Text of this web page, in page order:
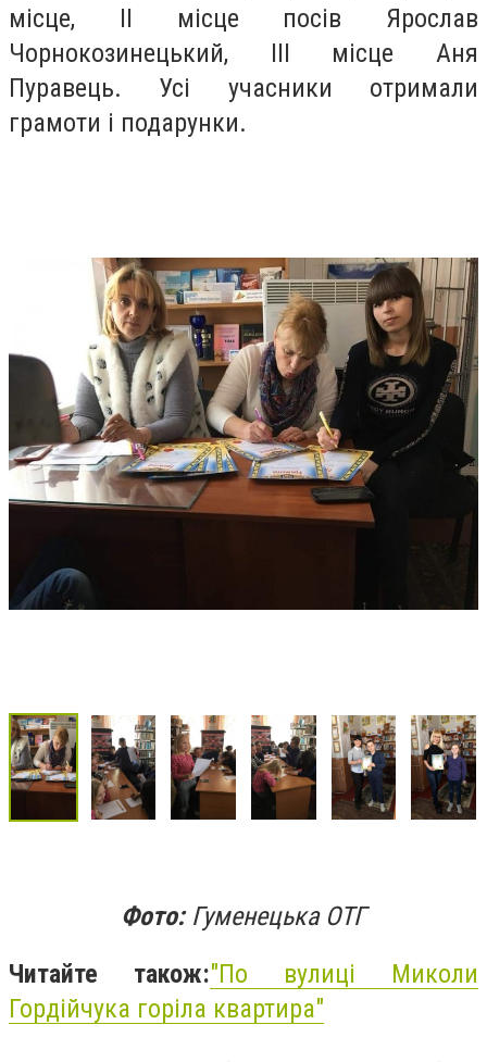
місце, ІІ місце посів Ярослав
Чорнокозинецький, ІІІ місце Аня
Пуравець. Усі учасники отримали
грамоти і подарунки.
Фото:Гуменецька ОТГ
Читайте також:"По вулиці Миколи
Гордійчука горіла квартира"